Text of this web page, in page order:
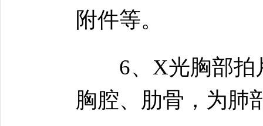
附件等。
6、X光胸部拍
胸腔、肋骨，为肺